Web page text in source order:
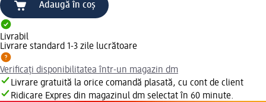
Adaugă în coș
Livrabil
Livrare standard 1-3 zile lucrătoare
Verificați disponibilitatea într-un magazin dm
Livrare gratuită la orice comandă plasată, cu cont de client
Ridicare Expres din magazinul dm selectat în 60 minute.